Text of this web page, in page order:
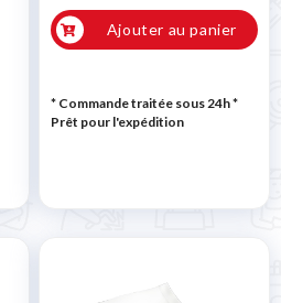
Ajouter au panier
* Commande traitée sous 24h*
Prêt pour l'expédition